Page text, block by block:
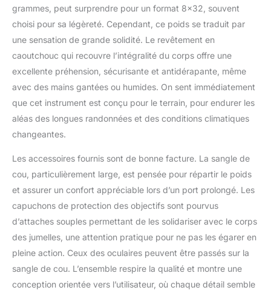
traitement multicouches
assurementune image
nette et naturelle Le
traitement argenté
supplémentaire permet
d'accroitre de 4% la
réflexion pour une
accrue La réflexion des
rayons UV nocifs est en
pratique et la courroie
confortable en néoprène
facilitent le transport de
ces accessoires poids
plume afin de les avoir
toujours sous la main en
excursion.Poids réduit,
dimensions compactes
et équipement complet
adapté à un usage
quotidien pour un
grammes, peut surprendre pour un format 8×32, souvent
choisi pour sa légèreté. Cependant, ce poids se traduit par
une sensation de grande solidité. Le revêtement en
caoutchouc qui recouvre l’intégralité du corps offre une
excellente préhension, sécurisante et antidérapante, même
avec des mains gantées ou humides. On sent immédiatement
que cet instrument est conçu pour le terrain, pour endurer les
aléas des longues randonnées et des conditions climatiques
changeantes.
Les accessoires fournis sont de bonne facture. La sangle de
cou, particulièrement large, est pensée pour répartir le poids
et assurer un confort appréciable lors d’un port prolongé. Les
capuchons de protection des objectifs sont pourvus
d’attaches souples permettant de les solidariser avec le corps
des jumelles, une attention pratique pour ne pas les égarer en
pleine action. Ceux des oculaires peuvent être passés sur la
sangle de cou. L’ensemble respire la qualité et montre une
conception orientée vers l’utilisateur, où chaque détail semble